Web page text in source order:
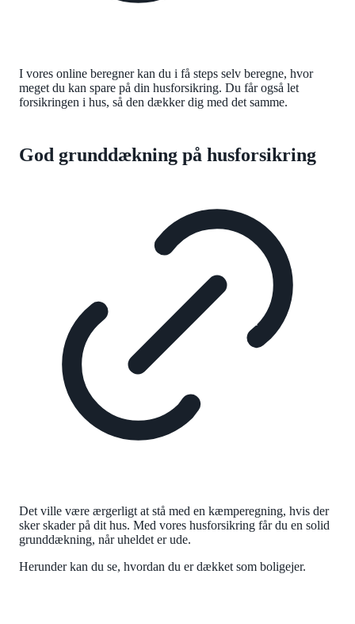
I vores online beregner kan du i få steps selv beregne, hvor
meget du kan spare på din husforsikring. Du får også let
forsikringen i hus, så den dækker dig med det samme.
God grunddækning på husforsikring
Det ville være ærgerligt at stå med en kæmperegning, hvis der
sker skader på dit hus. Med vores husforsikring får du en solid
grunddækning, når uheldet er ude.
Herunder kan du se, hvordan du er dækket som boligejer.